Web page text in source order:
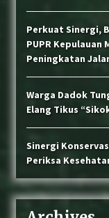
Perkuat Sinergi,
PUPR Kepulauan
Peningkatan
Warga Dadok
Elang Tikus
Sinergi
Periksa